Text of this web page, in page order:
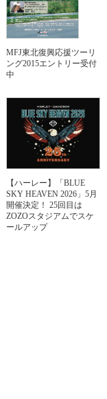
MFJ東北復興応援ツーリ
ング2015エントリー受付
中
【ハーレー】「BLUE
SKY HEAVEN 2026」5月
開催決定！ 25回目は
ZOZOスタジアムでスケ
ールアップ